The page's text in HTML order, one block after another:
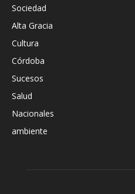
Sociedad
Alta Gracia
Cultura
Córdoba
Sucesos
Salud
Nacionales
ambiente